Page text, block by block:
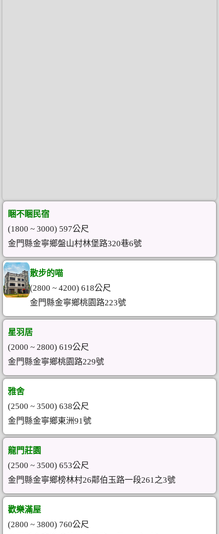
睏不睏民宿
(1800 ~ 3000) 597公尺
金門縣金寧鄉盤山村林堡路320巷6號
散步的喵
(2800 ~ 4200) 618公尺
金門縣金寧鄉桃園路223號
星羽居
(2000 ~ 2800) 619公尺
金門縣金寧鄉桃園路229號
雅舍
(2500 ~ 3500) 638公尺
金門縣金寧鄉東洲91號
龍門莊園
(2500 ~ 3500) 653公尺
金門縣金寧鄉榜林村26鄰伯玉路一段261之3號
歡樂滿屋
(2800 ~ 3800) 760公尺